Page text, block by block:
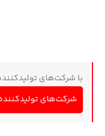
با شرکت‌های
شرکت‌های